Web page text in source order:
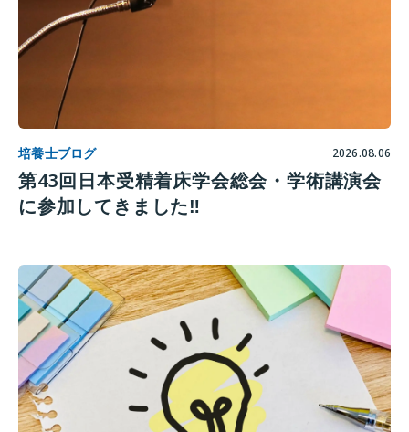
培養士ブログ 2026.08.06
第43回日本受精着床学会総会・学術講演会
に参加してきました‼